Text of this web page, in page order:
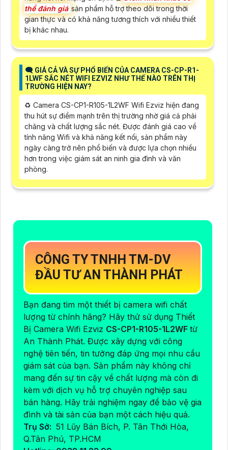
thể đánh giá sản phẩm hỗ trợ theo dõi trong thời
gian thực và có khả năng tương thích với nhiều thiết
bị khác nhau.
🗨️ GIÁ CẢ VÀ SỰ PHỔ BIẾN CỦA CAMERA CS-CP-R1-
1LWF SẮC NÉT WIFI EZVIZ NHƯ THẾ NÀO TRÊN THỊ
TRƯỜNG HIỆN NAY?
♻️ Camera CS-CP1-R105-1L2WF Wifi Ezviz hiện đang
thu hút sự điểm mạnh trên thị trường nhờ giá cả phải
chăng và chất lượng sắc nét. Được đánh giá cao về
tính năng Wifi và khả năng kết nối, sản phẩm này
ngày càng trở nên phổ biến và được lựa chọn nhiều
hơn trong việc giám sát an ninh gia đình và văn
phòng.
CÔNG TY TNHH TM-DV
ĐẦU TƯ AN THÀNH PHÁT
Bạn đang tìm một thiết bị camera wifi chất
lượng từ chính hãng? Hãy thử sử dụng Thiết
Bị Camera Wifi Ezviz CS-CP1-R105-1L2WF từ
An Thành Phát. Được xây dựng với công
nghệ tiên tiến, tin tưởng đáp ứng mọi nhu cầu
giám sát của bạn. Sản phẩm này không chỉ
mang đến sự tin cậy về chất lượng mà còn đi
kèm với dịch vụ hỗ trợ chuyên nghiệp sau
bán hàng. Hãy trải nghiệm ngay để bảo vệ gia
đình và tài sản của bạn một cách hiệu quả.
Trụ Sở: 51 Lũy Bán Bích, P. Tân Thới Hòa,
Q.Tân Phú, TP.HCM